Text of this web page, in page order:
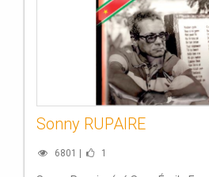
Sonny RUPAIRE
6801 | 1